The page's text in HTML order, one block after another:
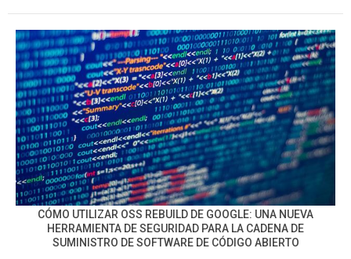
CÓMO UTILIZAR OSS REBUILD DE GOOGLE: UNA NUEVA
HERRAMIENTA DE SEGURIDAD PARA LA CADENA DE
SUMINISTRO DE SOFTWARE DE CÓDIGO ABIERTO